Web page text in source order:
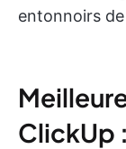
entonnoirs
ClickUp :